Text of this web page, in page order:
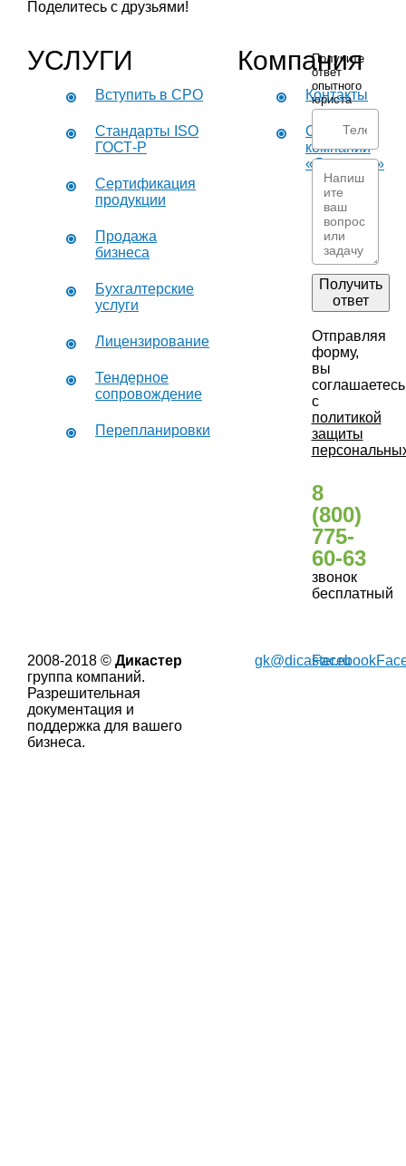
Поделитесь с друзьями!
УСЛУГИ
Вступить в СРО
Стандарты ISO
ГОСТ-Р
Сертификация
продукции
Продажа
бизнеса
Бухгалтерские
услуги
Лицензирование
Тендерное
сопровождение
Перепланировки
Компания
Контакты
О
компании
«Дикастер»
Получите
ответ
опытного
юриста
Получить
ответ
Отправляя
форму,
вы
соглашаетесь
с
политикой
защиты
8
(800)
775-
60-63
звонок
бесплатный
2008-2018 © Дикастер
группа компаний.
Разрешительная
документация и
поддержка для вашего
бизнеса.
gk@dicaster.ru
Facebook